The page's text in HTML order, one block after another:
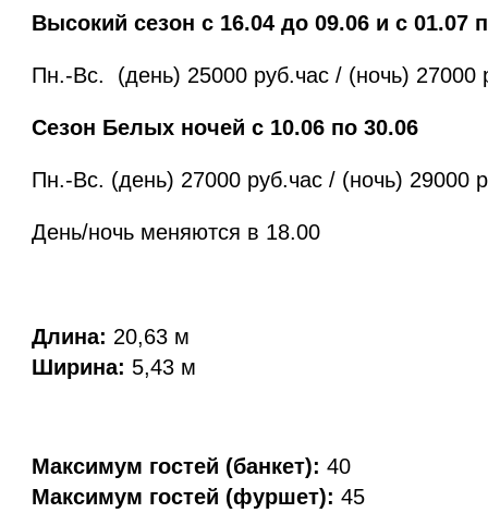
Высокий сезон с 16.04 до 09.06 и с 01.07
Пн.-Вс. (день) 25000 руб.час / (ночь) 27000
Сезон Белых ночей с 10.06 по 30.06
Пн.-Вс. (день) 27000 руб.час / (ночь) 29000
День/ночь меняются в 18.00
Длина: 20,63 м
Ширина: 5,43 м
Максимум гостей (банкет): 40
Максимум гостей (фуршет): 45